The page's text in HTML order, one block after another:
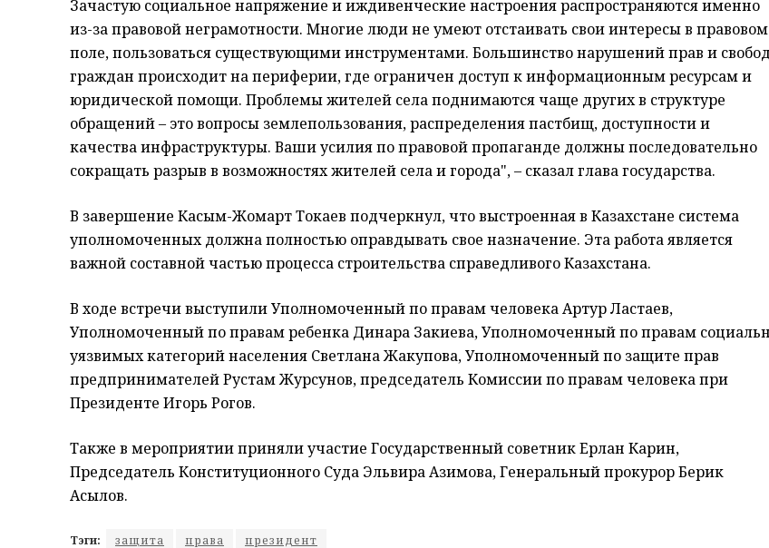
Зачастую социальное напряжение и иждивенческие настроения распространяются именно
из-за правовой неграмотности. Многие люди не умеют отстаивать свои интересы в правовом
поле, пользоваться существующими инструментами. Большинство нарушений прав и свобод
граждан происходит на периферии, где ограничен доступ к информационным ресурсам и
юридической помощи. Проблемы жителей села поднимаются чаще других в структуре
обращений – это вопросы землепользования, распределения пастбищ, доступности и
качества инфраструктуры. Ваши усилия по правовой пропаганде должны последовательно
сокращать разрыв в возможностях жителей села и города", – сказал глава государства.
В завершение Касым-Жомарт Токаев подчеркнул, что выстроенная в Казахстане система
уполномоченных должна полностью оправдывать свое назначение. Эта работа является
важной составной частью процесса строительства справедливого Казахстана.
В ходе встречи выступили Уполномоченный по правам человека Артур Ластаев,
Уполномоченный по правам ребенка Динара Закиева, Уполномоченный по правам
уязвимых категорий населения Светлана Жакупова, Уполномоченный по защите прав
предпринимателей Рустам Журсунов, председатель Комиссии по правам человека при
Президенте Игорь Рогов.
Также в мероприятии приняли участие Государственный cоветник Ерлан Карин,
Председатель Конституционного Суда Эльвира Азимова, Генеральный прокурор Берик
Асылов.
Тэги: защита права президент